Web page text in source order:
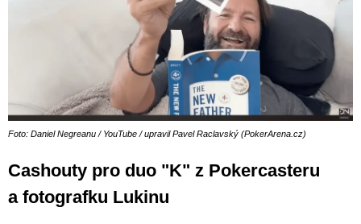
Foto: Daniel Negreanu / YouTube / upravil Pavel Raclavský (PokerArena.cz)
Cashouty pro duo "K" z Pokercasteru
a fotografku Lukinu